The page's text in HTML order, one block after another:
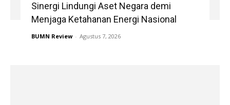
Sinergi Lindungi Aset Negara demi
Menjaga Ketahanan Energi Nasional
BUMN Review - Agustus 7, 2026